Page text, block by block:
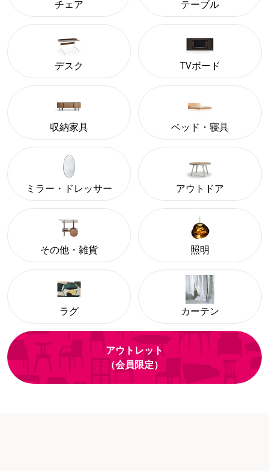
チェア テーブル
デスク TVボード
収納家具 ベッド・寝具
ミラー・ドレッサー アウトドア
その他・雑貨 照明
ラグ カーテン
アウトレット
（会員限定）